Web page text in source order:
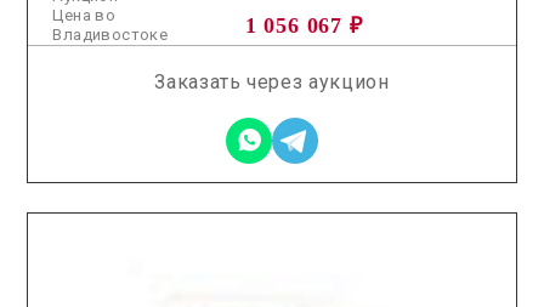
1 056 067 ₽
Цена во
Владивостоке
Заказать через аукцион